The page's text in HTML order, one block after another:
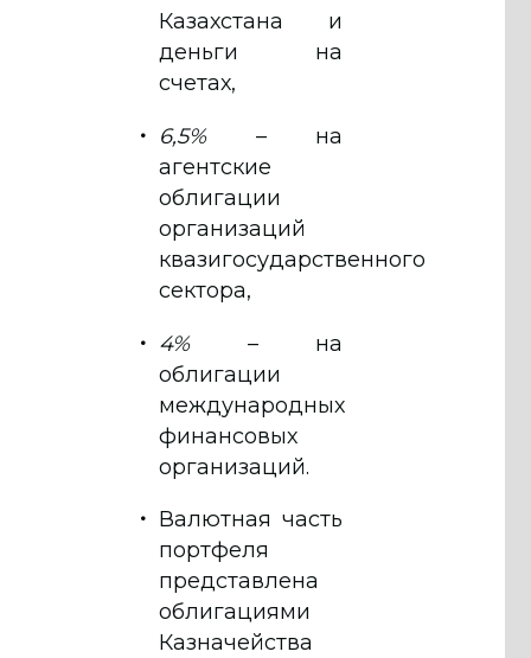
Казахстана и
деньги на
счетах,
6,5%– на
агентские
облигации
организаций
квазигосударственного
сектора,
4%– на
облигации
международных
финансовых
организаций.
Валютная часть
портфеля
представлена
облигациями
Казначейства